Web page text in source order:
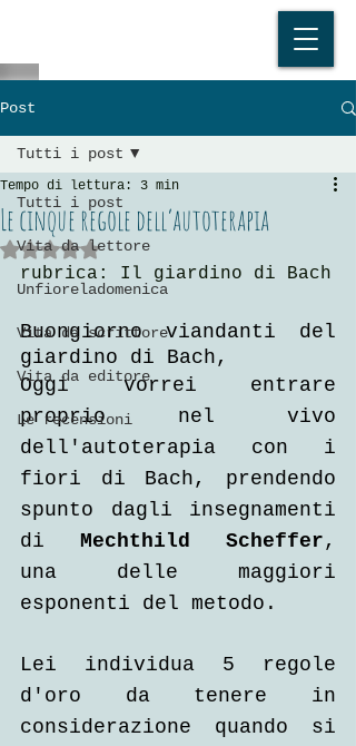
Post
Tutti i post
Vita da lettore
Unfioreladomenica
Vita da scrittore
Vita da editore
Le recensioni
Tutti i post
Le cinque regole dell’autoterapia
Tempo di lettura: 3 min
Valutazione NaN stelle su 5.
rubrica: Il giardino di Bach
Buongiorno viandanti del
giardino di Bach,
Oggi vorrei entrare
proprio nel vivo
dell'autoterapia con i
fiori di Bach, prendendo
spunto dagli insegnamenti
di Mechthild Scheffer ,
una delle maggiori
esponenti del metodo.
Lei individua 5 regole
d'oro da tenere in
considerazione quando si